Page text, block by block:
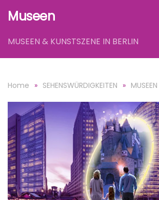
Museen
MUSEEN & KUNSTSZENE IN BERLIN
Home SEHENSWÜRDIGKEITEN MUSEEN